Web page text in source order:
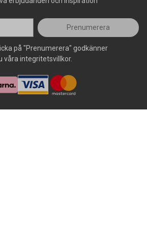
Prenumerera
på "Prenumerera" godkänner
våra integritetsvillkor.